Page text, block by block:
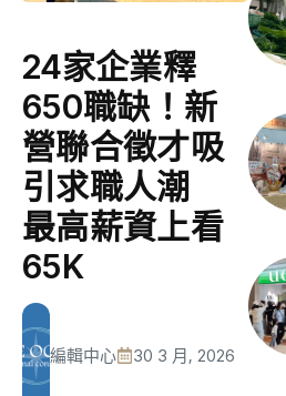
24家企業釋
650職缺！新
營聯合徵才吸
引求職人潮
最高薪資上看
65K
編輯中心 30 3 月, 2026